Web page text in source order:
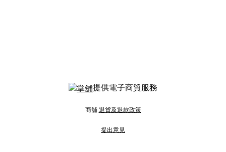
提供電子商貿服務
商舖 退貨及退款政策
提出意見